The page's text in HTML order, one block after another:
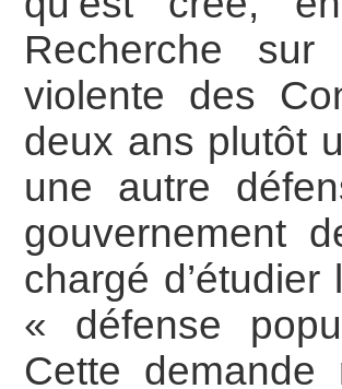
Recherche
violente des
deux ans plutôt
une autre
gouvernement
chargé d’étudier
« défense
Cette demande